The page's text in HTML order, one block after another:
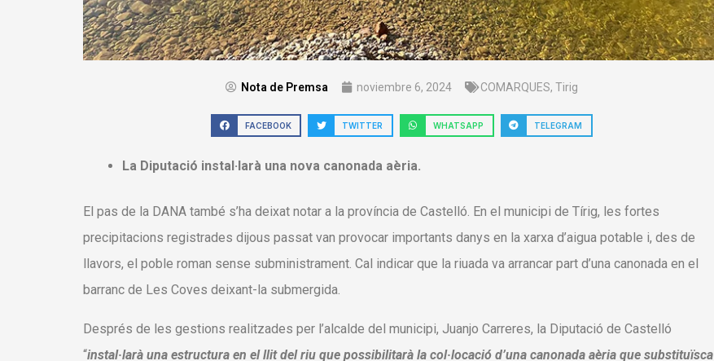
Nota de Premsa noviembre 6, 2024 COMARQUES, Tirig
FACEBOOK TWITTER WHATSAPP TELEGRAM
La Diputació instal·larà una nova canonada aèria.
El pas de la DANA també s’ha deixat notar a la província de Castelló. En el municipi de Tírig, les fortes
precipitacions registrades dijous passat van provocar importants danys en la xarxa d’aigua potable i, des de
llavors, el poble roman sense subministrament. Cal indicar que la riuada va arrancar part d’una canonada en el
barranc de Les Coves deixant-la submergida.
Després de les gestions realitzades per l’alcalde del municipi, Juanjo Carreres, la Diputació de Castelló
“instal·larà una estructura en el llit del riu que possibilitarà la col·locació d’una canonada aèria que substituïsca